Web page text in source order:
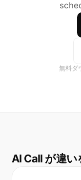
無料ダ
AI Call が違